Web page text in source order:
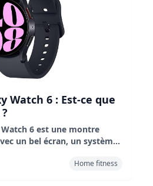
Watch 6 : Est-ce que
Watch 6 est une montre
un bel écran, un système
une utilisationHome fitness